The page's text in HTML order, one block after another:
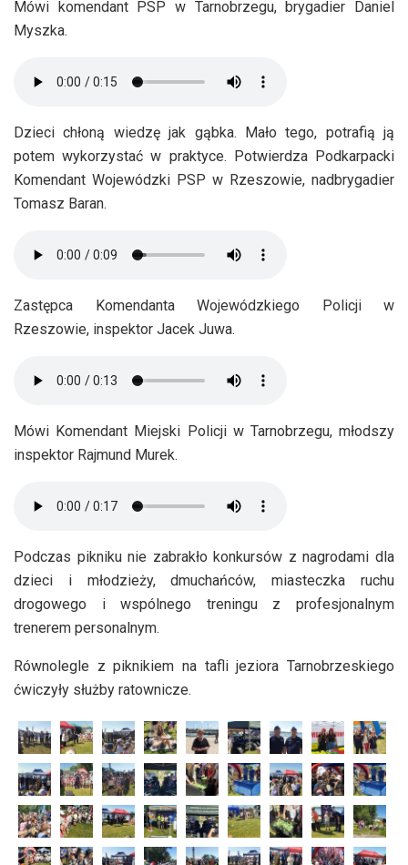
Mówi komendant PSP w Tarnobrzegu, brygadier Daniel
Myszka.
Dzieci chłoną wiedzę jak gąbka. Mało tego, potrafią ją
potem wykorzystać w praktyce. Potwierdza Podkarpacki
Komendant Wojewódzki PSP w Rzeszowie, nadbrygadier
Tomasz Baran.
Zastępca Komendanta Wojewódzkiego Policji w
Rzeszowie, inspektor Jacek Juwa.
Mówi Komendant Miejski Policji w Tarnobrzegu, młodszy
inspektor Rajmund Murek.
Podczas pikniku nie zabrakło konkursów z nagrodami dla
dzieci i młodzieży, dmuchańców, miasteczka ruchu
drogowego i wspólnego treningu z profesjonalnym
trenerem personalnym.
Równolegle z piknikiem na tafli jeziora Tarnobrzeskiego
ćwiczyły służby ratownicze.